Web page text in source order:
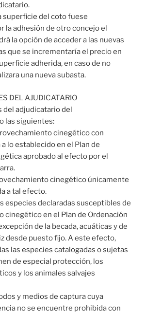
superficie del coto fuese
la adhesión de otro concejo el
la opción de acceder a las nuevas
que se incrementaría el precio en
adherida, en caso de no
una nueva subasta.
DEL AJUDICATARIO
del adjudicatario del
las siguientes:
cinegético con
lo establecido en el Plan de
aprobado al efecto por el
cinegético únicamente
a tal efecto.
especies declaradas susceptibles de
cinegético en el Plan de Ordenación
de la becada, acuáticas y de
desde puesto fijo. A este efecto,
las especies catalogadas o sujetas
de especial protección, los
y los animales salvajes
y medios de captura cuya
no se encuentre prohibida con